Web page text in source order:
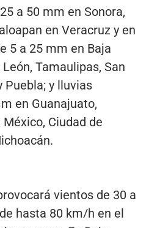
a 50 mm en Sonora,
en Veracruz y en
5 a 25 mm en Baja
Tamaulipas, San
Puebla; y lluvias
en Guanajuato,
Ciudad de
vientos de 30 a
hasta 80 km/h en el